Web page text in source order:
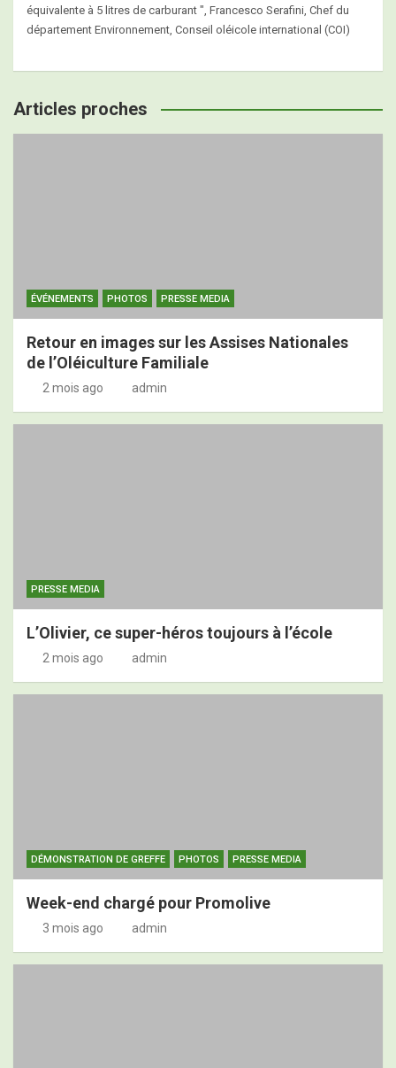
équivalente à 5 litres de carburant ", Francesco Serafini, Chef du
département Environnement, Conseil oléicole international (COI)
Articles proches
ÉVÉNEMENTS PHOTOS PRESSE MEDIA
Retour en images sur les Assises Nationales
de l’Oléiculture Familiale
2 mois ago admin
PRESSE MEDIA
L’Olivier, ce super-héros toujours à l’école
2 mois ago admin
DÉMONSTRATION DE GREFFE PHOTOS PRESSE MEDIA
Week-end chargé pour Promolive
3 mois ago admin